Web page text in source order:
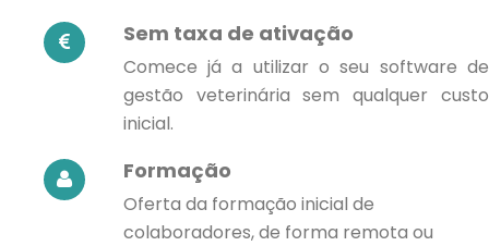
Sem taxa de ativação
Comece já a utilizar o seu software de
gestão veterinária sem qualquer custo
inicial.
Formação
Oferta da formação inicial de
colaboradores, de forma remota ou